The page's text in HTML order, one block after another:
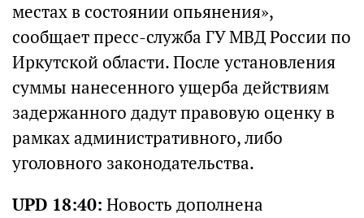
местах в состоянии опьянения»,
сообщает пресс-служба ГУ МВД России по
Иркутской области. После установления
суммы нанесенного ущерба действиям
задержанного дадут правовую оценку в
рамках административного, либо
уголовного законодательства.
UPD 18:40: Новость дополнена